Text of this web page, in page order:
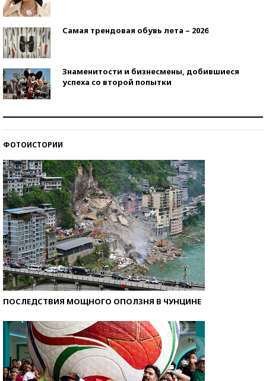
Самая трендовая обувь лета – 2026
Знаменитости и бизнесмены, добившиеся
успеха со второй попытки
ФОТОИСТОРИИ
ПОСЛЕДСТВИЯ МОЩНОГО ОПОЛЗНЯ В ЧУНЦИНЕ